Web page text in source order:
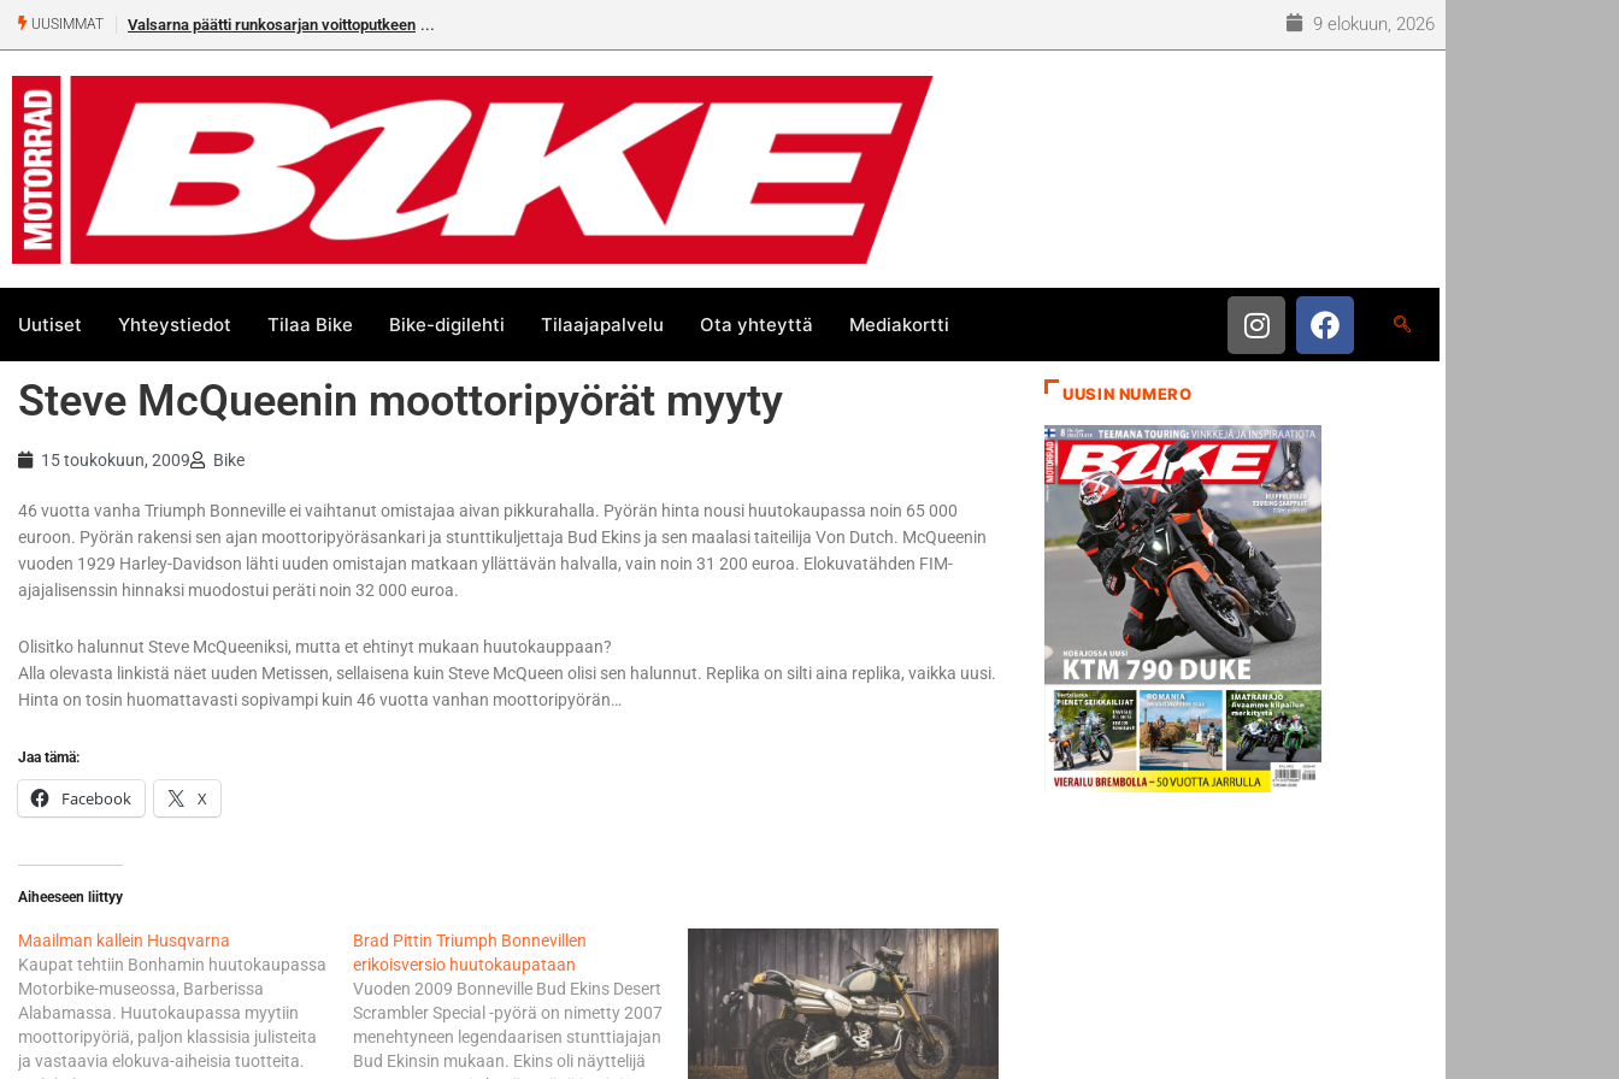
UUSIMMAT Valsarna päätti runkosarjan voittoputkeen 9 elokuun, 2026
Uutiset Yhteystiedot Tilaa Bike Bike-digilehti Tilaajapalvelu Ota yhteyttä Mediakortti
Steve McQueenin moottoripyörät myyty
15 toukokuun, 2009 Bike
46 vuotta vanha Triumph Bonneville ei vaihtanut omistajaa aivan pikkurahalla. Pyörän hinta nousi huutokaupassa noin 65 000
euroon. Pyörän rakensi sen ajan moottoripyöräsankari ja stunttikuljettaja Bud Ekins ja sen maalasi taiteilija Von Dutch. McQueenin
vuoden 1929 Harley-Davidson lähti uuden omistajan matkaan yllättävän halvalla, vain noin 31 200 euroa. Elokuvatähden FIM-
ajajalisenssin hinnaksi muodostui peräti noin 32 000 euroa.
Olisitko halunnut Steve McQueeniksi, mutta et ehtinyt mukaan huutokauppaan?
Alla olevasta linkistä näet uuden Metissen, sellaisena kuin Steve McQueen olisi sen halunnut. Replika on silti aina replika, vaikka uusi.
Hinta on tosin huomattavasti sopivampi kuin 46 vuotta vanhan moottoripyörän…
Jaa tämä:
Facebook X
Aiheeseen liittyy
Maailman kallein Husqvarna
Kaupat tehtiin Bonhamin huutokaupassa
Motorbike-museossa, Barberissa
Alabamassa. Huutokaupassa myytiin
moottoripyöriä, paljon klassisia julisteita
ja vastaavia elokuva-aiheisia tuotteita.
Brad Pittin Triumph Bonnevillen
erikoisversio huutokaupataan
Vuoden 2009 Bonneville Bud Ekins Desert
Scrambler Special -pyörä on nimetty 2007
menehtyneen legendaarisen stunttiajajan
Bud Ekinsin mukaan. Ekins oli näyttelijä
UUSIN NUMERO